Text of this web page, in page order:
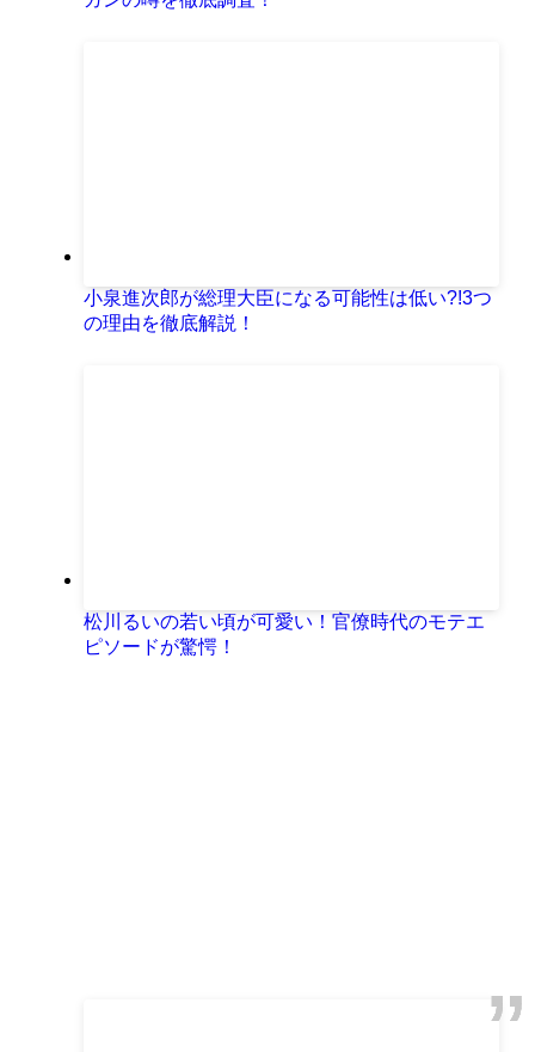
小泉進次郎が総理大臣になる可能性は低い?!3つ
の理由を徹底解説！
松川るいの若い頃が可愛い！官僚時代のモテエ
ピソードが驚愕！